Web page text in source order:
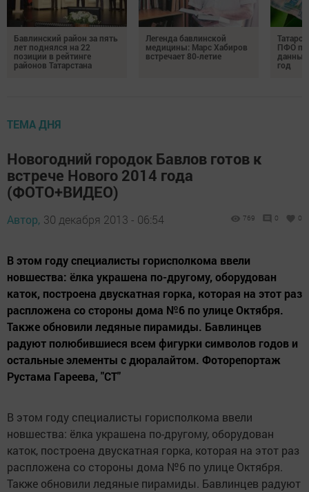
Бавлинский район за пять
лет поднялся на 22
позиции в рейтинге
районов Татарстана
Легенда бавлинской
медицины: Марс Хабиров
встречает 80‑летие
ПФО по
данные
год
ТЕМА ДНЯ
Новогодний городок Бавлов готов к
встрече Нового 2014 года
(ФОТО+ВИДЕО)
Автор, 30 декабря 2013 - 06:54 769 0 0
В этом году специалисты горисполкома ввели
новшества: ёлка украшена по-другому, оборудован
каток, построена двускатная горка, которая на этот раз
распложена со стороны дома №6 по улице Октября.
Также обновили ледяные пирамиды. Бавлинцев
радуют полюбившиеся всем фигурки символов годов и
остальные элементы с дюралайтом. Фоторепортаж
Рустама Гареева, "СТ"
В этом году специалисты горисполкома ввели
новшества: ёлка украшена по-другому, оборудован
каток, построена двускатная горка, которая на этот раз
распложена со стороны дома №6 по улице Октября.
Также обновили ледяные пирамиды. Бавлинцев радуют